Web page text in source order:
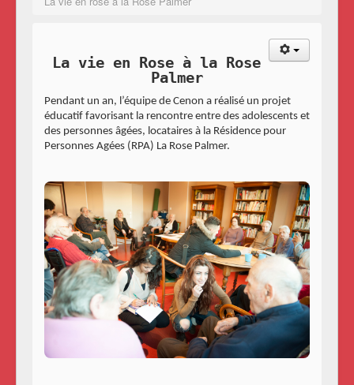
La vie en Rose à la Rose
Palmer
Pendant un an, l’équipe de Cenon a réalisé un projet
éducatif favorisant la rencontre entre des adolescents et
des personnes âgées, locataires à la Résidence pour
Personnes Agées (RPA) La Rose Palmer.